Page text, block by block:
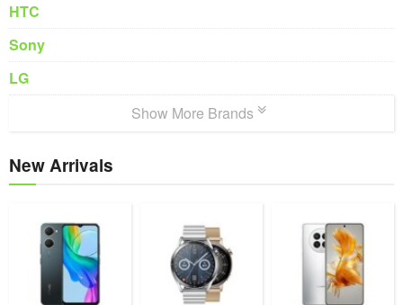
HTC
Sony
LG
Show More Brands
New Arrivals